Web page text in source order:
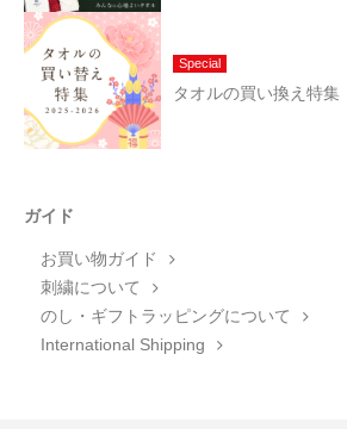
Special
タオルの買い換え特集
ガイド
お買い物ガイド
刺繍について
のし・ギフトラッピングについて
International Shipping